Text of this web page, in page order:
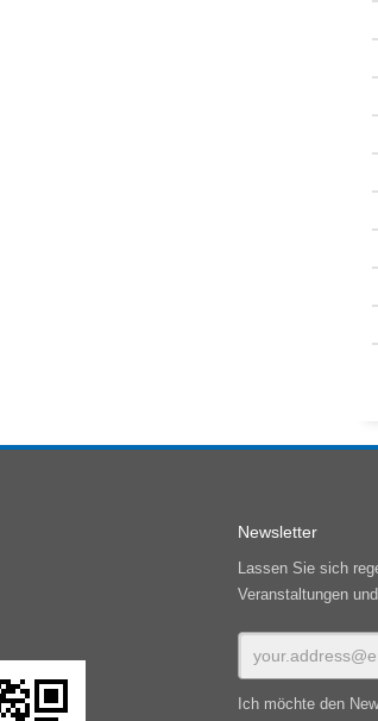
Newsletter
Lassen Sie sich
Veranstaltungen
Ich möchte den